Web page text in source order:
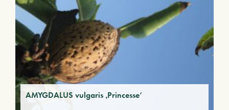
AMYGDALUS vulgaris ‚Princesse‘